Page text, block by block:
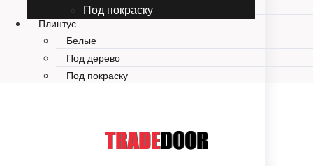
Под покраску
STONE MINERAL CORE
Плинтус
Белые
Под дерево
Под покраску
TRADEDOOR